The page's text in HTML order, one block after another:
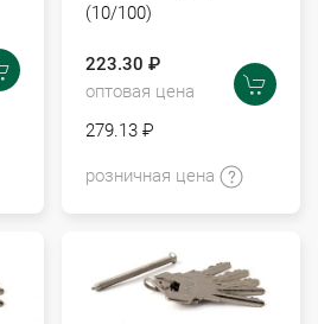
(10/100)
223.30 ₽
оптовая цена
279.13 ₽
розничная цена